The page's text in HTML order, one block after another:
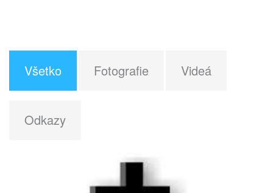
Všetko Fotografie Videá
Odkazy